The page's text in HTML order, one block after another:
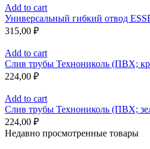
Add to cart
Универсальный гибкий отвод
315,00 ₽
Add to cart
Слив трубы Технониколь (ПВХ;
224,00 ₽
Add to cart
Слив трубы Технониколь (ПВХ;
224,00 ₽
Недавно просмотренные товары